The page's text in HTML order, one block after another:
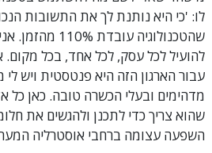
לו: 'כי היא נותנת לך את התשובות
שהטכנולוגיה
להועיל לכל עסק, לכל אחד, בכל
עבור הארגון הזה היא פנטסטית ויש לי
מדהימים ובעלי הכשרה טובה. כאן כל
שהוא צריך כדי לתכנן ולהגשים את
השפעה עצומה ברחבי אוסטרליה